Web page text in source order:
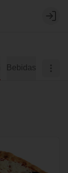
Login
Bebidas